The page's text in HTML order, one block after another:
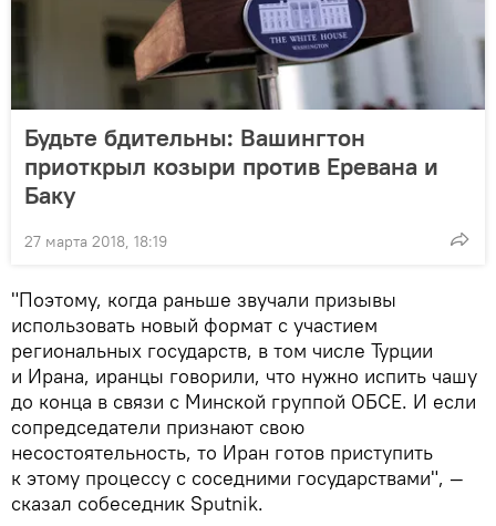
Будьте бдительны: Вашингтон
приоткрыл козыри против Еревана и
Баку
27 марта 2018, 18:19
"Поэтому, когда раньше звучали призывы
использовать новый формат с участием
региональных государств, в том числе Турции
и Ирана, иранцы говорили, что нужно испить чашу
до конца в связи с Минской группой ОБСЕ. И если
сопредседатели признают свою
несостоятельность, то Иран готов приступить
к этому процессу с соседними государствами", —
сказал собеседник Sputnik.